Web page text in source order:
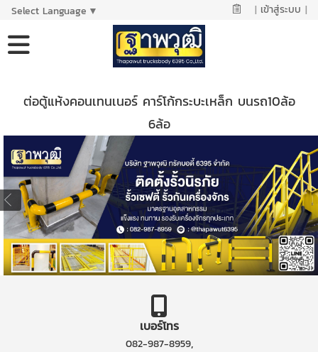
Select Language ▼ | เข้าสู่ระบบ |
ต่อตู้แห้งคอนเทนเนอร์ คาร์โก้กระบะเหล็ก บนรถ10ล้อ
6ล้อ
เบอร์โทร
082-987-8959,